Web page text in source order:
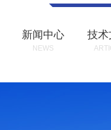
新闻中心
NEWS
技术